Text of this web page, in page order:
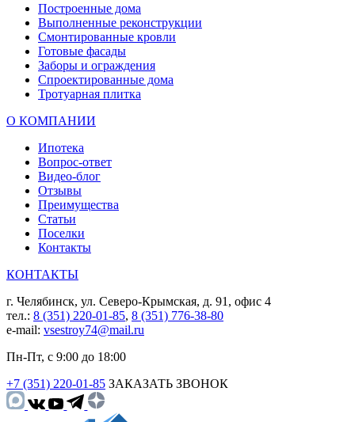
Построенные дома
Выполненные реконструкции
Смонтированные кровли
Готовые фасады
Заборы и ограждения
Спроектированные дома
Тротуарная плитка
О КОМПАНИИ
Ипотека
Вопрос-ответ
Видео-блог
Отзывы
Преимущества
Статьи
Поселки
Контакты
КОНТАКТЫ
г. Челябинск, ул. Северо-Крымская, д. 91, офис 4
тел.: 8 (351) 220-01-85, 8 (351) 776-38-80
e-mail: vsestroy74@mail.ru
Пн-Пт, с 9:00 до 18:00
+7 (351) 220-01-85 ЗАКАЗАТЬ ЗВОНОК